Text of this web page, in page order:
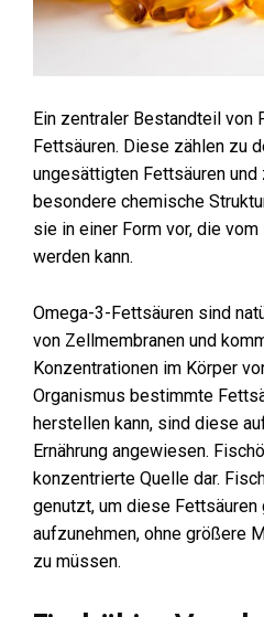
Ein zentraler Bestandteil von
Fettsäuren. Diese zählen zu
ungesättigten Fettsäuren
besondere chemische
sie in einer Form vor, die
werden kann.
Omega-3-Fettsäuren sind
von Zellmembranen und
Konzentrationen im Körper
Organismus bestimmte
herstellen kann, sind diese
Ernährung angewiesen.
konzentrierte Quelle dar.
genutzt, um diese
aufzunehmen, ohne größere
zu müssen.